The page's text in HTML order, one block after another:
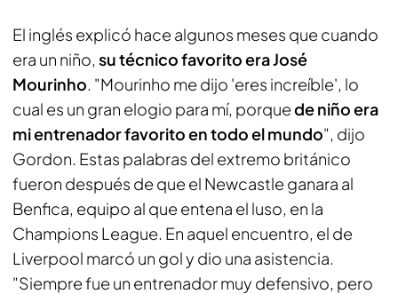
El inglés explicó hace algunos meses que cuando
era un niño, su técnico favorito era José
Mourinho. "Mourinho me dijo 'eres increíble', lo
cual es un gran elogio para mí, porquede niño era
mi entrenador favorito en todo el mundo", dijo
Gordon. Estas palabras del extremo británico
fueron después de que el Newcastle ganara al
Benfica, equipo al que entena el luso, en la
Champions League. En aquel encuentro, el de
Liverpool marcó un gol y dio una asistencia.
"Siempre fue un entrenador muy defensivo, pero